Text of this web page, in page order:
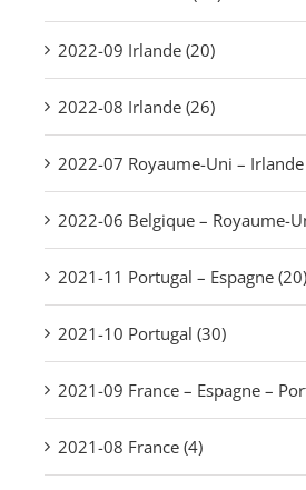
2022-09 Irlande (20)
2022-08 Irlande (26)
2022-07 Royaume-Uni –
2022-06 Belgique – Royaume-
2021-11 Portugal – Espagne (20)
2021-10 Portugal (30)
2021-09 France – Espagne –
2021-08 France (4)